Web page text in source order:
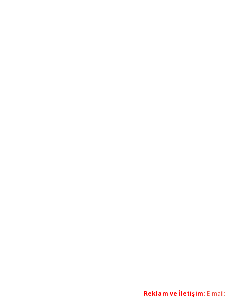
Reklam ve İletişim: E-mail: